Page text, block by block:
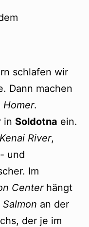
schlafen wir
Dann machen
Homer.
in Soldotna ein.
Kenai River,
und
Im
Centerhängt
Salmon an der
der je im